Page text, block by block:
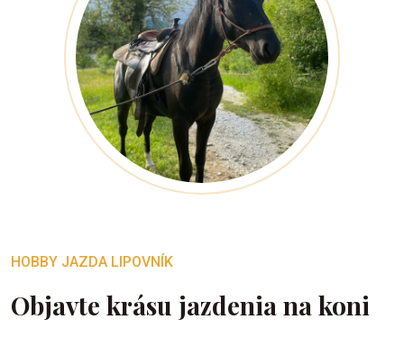
HOBBY JAZDA LIPOVNÍK
Objavte krásu jazdenia na koni